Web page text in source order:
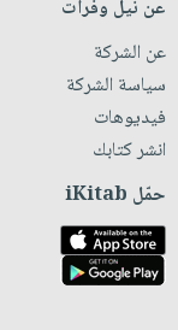
عن نيل وفرات
عن الشركة
سياسة الشركة
فيديوهات
انشر كتابك
حمّل iKitab